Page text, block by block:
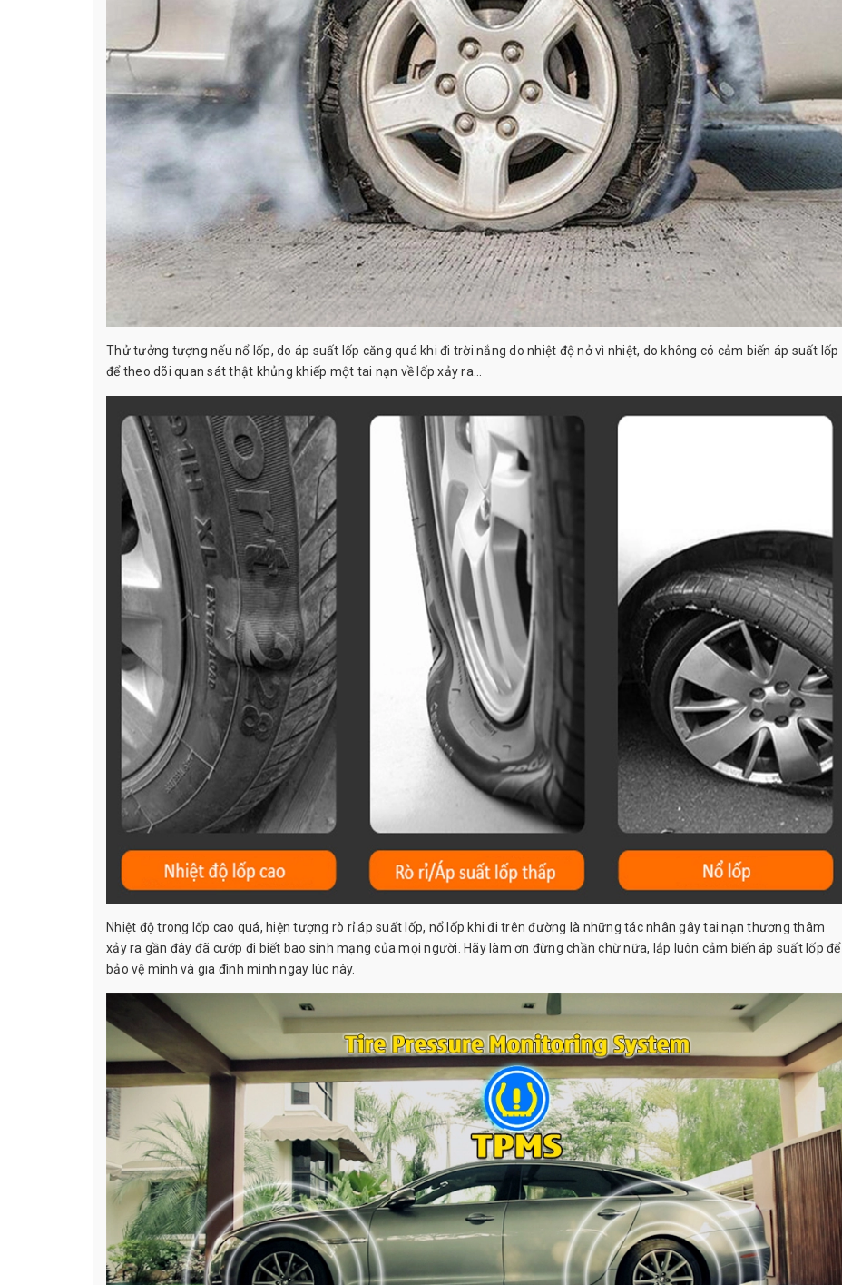
Thử tưởng tượng nếu nổ lốp, do áp suất lốp căng quá khi đi trời nắng do nhiệt độ nở vì nhiệt, do không có cảm biến áp suất lốp
để theo dõi quan sát thật khủng khiếp một tai nạn về lốp xảy ra...
Nhiệt độ trong lốp cao quá, hiện tượng rò rỉ áp suất lốp, nổ lốp khi đi trên đường là những tác nhân gây tai nạn thương thâm
xảy ra gần đây đã cướp đi biết bao sinh mạng của mọi người. Hãy làm ơn đừng chần chừ nữa, lắp luôn cảm biến áp suất lốp để
bảo vệ mình và gia đình mình ngay lúc này.